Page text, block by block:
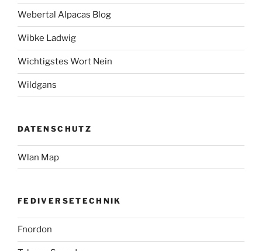
Webertal Alpacas Blog
Wibke Ladwig
Wichtigstes Wort Nein
Wildgans
DATENSCHUTZ
Wlan Map
FEDIVERSETECHNIK
Fnordon